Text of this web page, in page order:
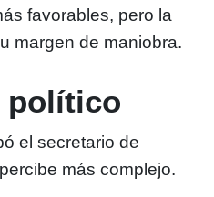
favorables, pero la
margen de maniobra.
político
el secretario de
más complejo.